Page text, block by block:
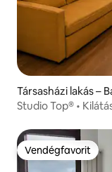
Társasházi lakás –
Studio Top® •
Vendégfavorit
Vendégfavorit